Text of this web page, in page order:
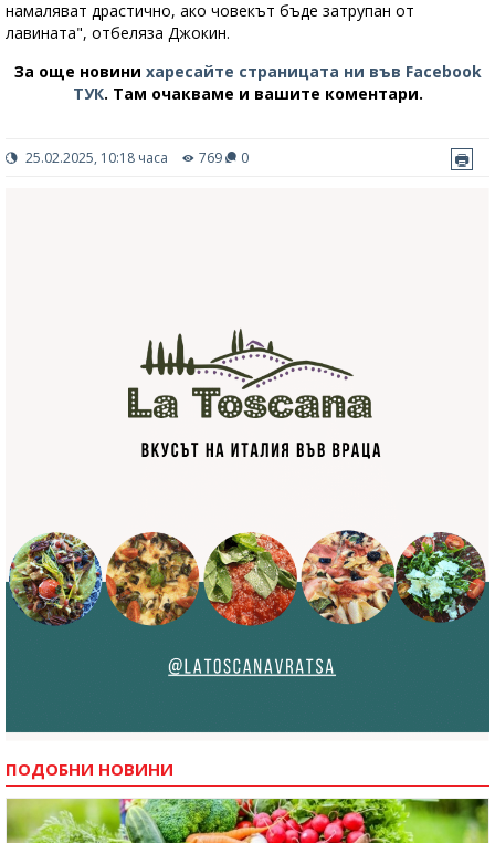
намаляват драстично, ако човекът бъде затрупан от
лавината", отбеляза Джокин.
За още новини харесайте страницата ни във Facebook
ТУК. Там очакваме и вашите коментари.
25.02.2025, 10:18 часа 769 0
ПОДОБНИ НОВИНИ